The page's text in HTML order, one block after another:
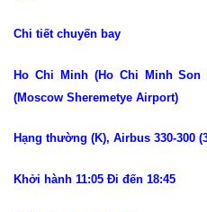
Chi tiết chuyến bay
Ho Chi Minh (Ho Chi Minh Son
(Moscow Sheremetye Airport)
Hạng thường (K), Airbus 330-300
Khởi hành 11:05 Đi đến 18:45